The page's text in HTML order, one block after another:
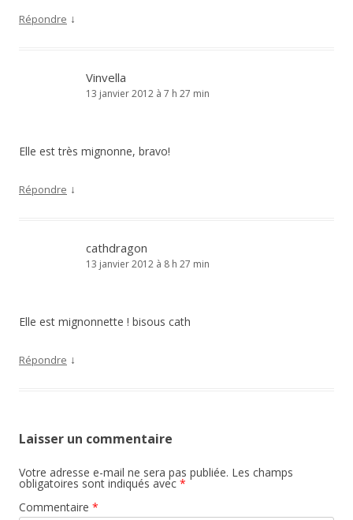
Répondre ↓
Vinvella
13 janvier 2012 à 7 h 27 min
Elle est très mignonne, bravo!
Répondre ↓
cathdragon
13 janvier 2012 à 8 h 27 min
Elle est mignonnette ! bisous cath
Répondre ↓
Laisser un commentaire
Votre adresse e-mail ne sera pas publiée. Les champs
obligatoires sont indiqués avec *
Commentaire *